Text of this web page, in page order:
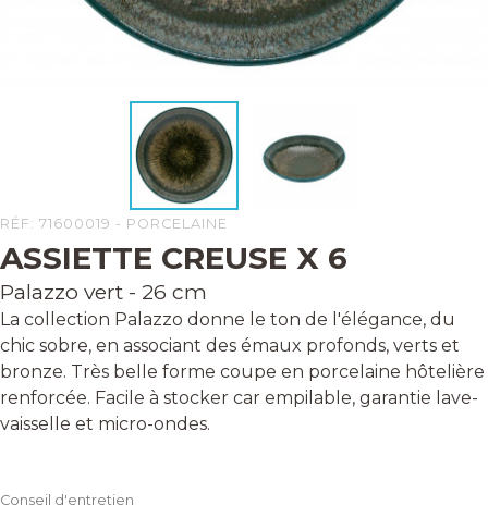
RÉF: 71600019 - PORCELAINE
ASSIETTE CREUSE X 6
Palazzo vert - 26 cm
La collection Palazzo donne le ton de l'élégance, du
chic sobre, en associant des émaux profonds, verts et
bronze. Très belle forme coupe en porcelaine hôtelière
renforcée. Facile à stocker car empilable, garantie lave-
vaisselle et micro-ondes.
Conseil d'entretien